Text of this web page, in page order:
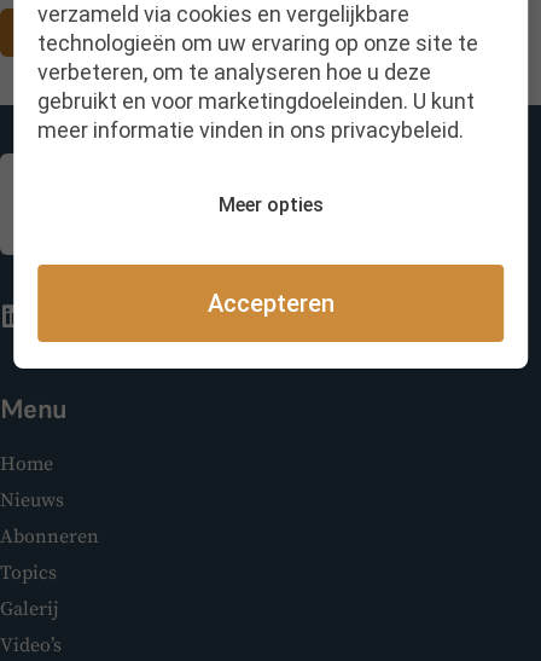
Schrijf je hier in
Menu
Home
Nieuws
Abonneren
Topics
Galerij
Video’s
verzameld via cookies en vergelijkbare
technologieën om uw ervaring op onze site te
verbeteren, om te analyseren hoe u deze
gebruikt en voor marketingdoeleinden. U kunt
meer informatie vinden in ons privacybeleid.
Meer opties
Accepteren